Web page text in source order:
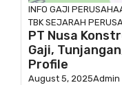
INFO GAJI
TBK SEJARAH
PT Nusa
Gaji,
Profile
August 5, 2025Admin